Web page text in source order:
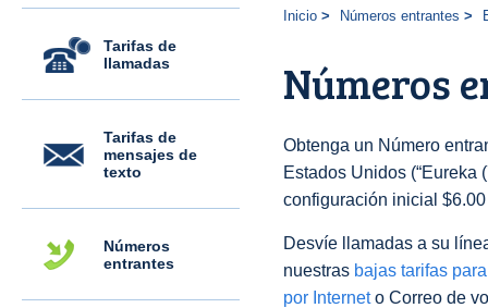
Tarifas de
llamadas
Tarifas de
mensajes de
texto
Números
entrantes
Inicio Números entrantes
Números
Obtenga un Número
Estados Unidos (“Eureka
configuración inicial
Desvíe llamadas a su
nuestras bajas tarifas
por Interneto Correo de